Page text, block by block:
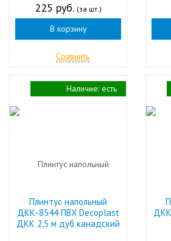
225 руб. (за шт.)
В корзину
Сравнить
Плинтус напольный
ДКК-8544 ПВХ Decoplast
ДКК 2,5 м дуб канадский
Наличие: есть